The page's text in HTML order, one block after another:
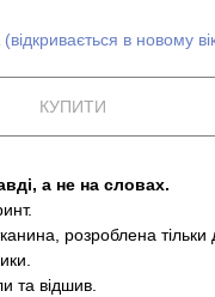
в новому
КУПИТИ
а не на словах.
розроблена
та відшив.